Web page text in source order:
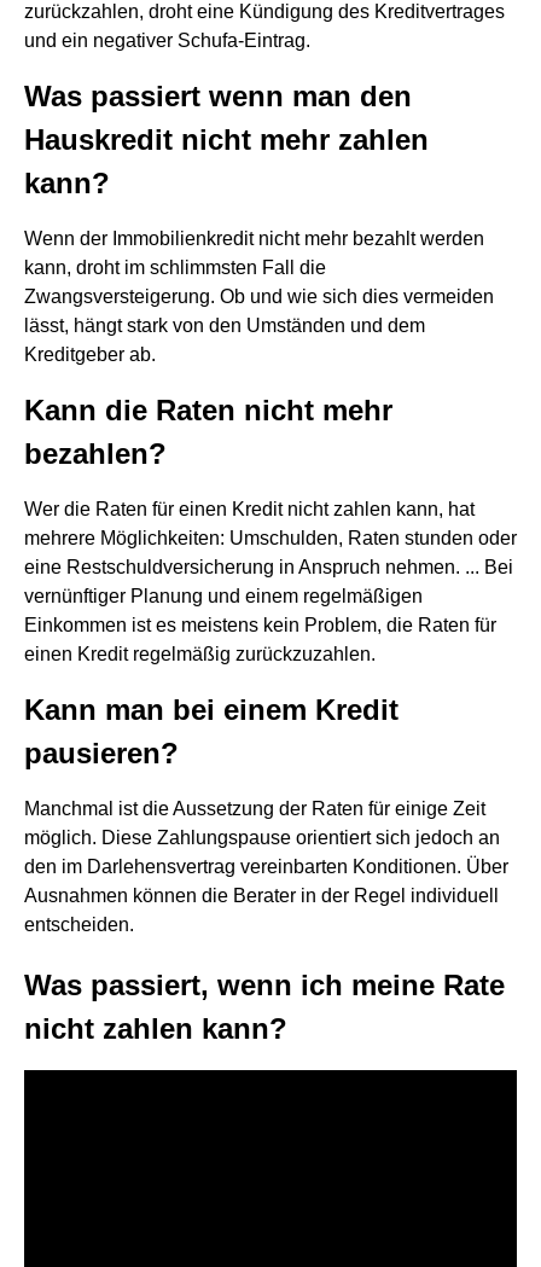
zurückzahlen, droht eine Kündigung des Kreditvertrages
und ein negativer Schufa-Eintrag.
Was passiert wenn man den
Hauskredit nicht mehr zahlen
kann?
Wenn der Immobilienkredit nicht mehr bezahlt werden
kann, droht im schlimmsten Fall die
Zwangsversteigerung. Ob und wie sich dies vermeiden
lässt, hängt stark von den Umständen und dem
Kreditgeber ab.
Kann die Raten nicht mehr
bezahlen?
Wer die Raten für einen Kredit nicht zahlen kann, hat
mehrere Möglichkeiten: Umschulden, Raten stunden oder
eine Restschuldversicherung in Anspruch nehmen. ... Bei
vernünftiger Planung und einem regelmäßigen
Einkommen ist es meistens kein Problem, die Raten für
einen Kredit regelmäßig zurückzuzahlen.
Kann man bei einem Kredit
pausieren?
Manchmal ist die Aussetzung der Raten für einige Zeit
möglich. Diese Zahlungspause orientiert sich jedoch an
den im Darlehensvertrag vereinbarten Konditionen. Über
Ausnahmen können die Berater in der Regel individuell
entscheiden.
Was passiert, wenn ich meine Rate
nicht zahlen kann?